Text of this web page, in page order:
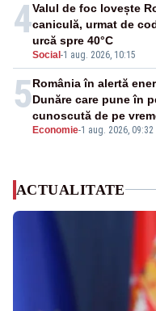
4
Social-1 aug. 2026, 10:15
Valul de foc lovește
caniculă, urmat de
urcă spre 40°C
5
Economie-1 aug. 2026, 09:32
România în alertă
Dunăre care pune în
cunoscută de pe
ACTUALITATE